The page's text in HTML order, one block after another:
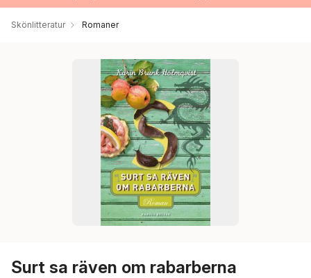
Skönlitteratur Romaner
Surt sa räven om rabarberna